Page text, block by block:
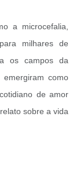
a microcefalia,
milhares de
os campos da
como
de amor
sobre a vida